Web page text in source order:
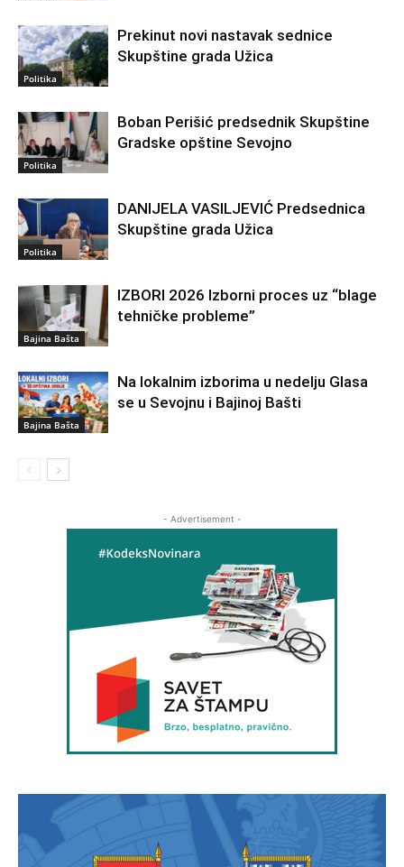
Politika
Prekinut novi nastavak sednice
Skupštine grada Užica
Politika
Boban Perišić predsednik Skupštine
Gradske opštine Sevojno
Politika
DANIJELA VASILJEVIĆ Predsednica
Skupštine grada Užica
Bajina Bašta
IZBORI 2026 Izborni proces uz “blage
tehničke probleme”
Bajina Bašta
Na lokalnim izborima u nedelju Glasa
se u Sevojnu i Bajinoj Bašti
- Advertisement -